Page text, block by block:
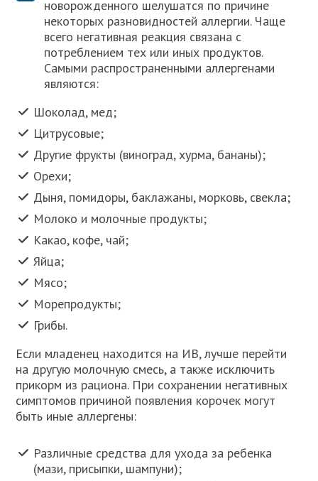
новорожденного шелушатся по причине
некоторых разновидностей аллергии. Чаще
всего негативная реакция связана с
потреблением тех или иных продуктов.
Самыми распространенными аллергенами
являются:
Шоколад, мед;
Цитрусовые;
Другие фрукты (виноград, хурма, бананы);
Орехи;
Дыня, помидоры, баклажаны, морковь, свекла;
Молоко и молочные продукты;
Какао, кофе, чай;
Яйца;
Мясо;
Морепродукты;
Грибы.
Если младенец находится на ИВ, лучше перейти
на другую молочную смесь, а также исключить
прикорм из рациона. При сохранении негативных
симптомов причиной появления корочек могут
быть иные аллергены:
Различные средства для ухода за ребенка
(мази, присыпки, шампуни);